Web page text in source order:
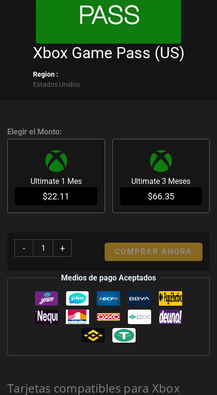
Xbox Game Pass (US)
Region :
Estados Unidos
Elegir el Monto:
Ultimate 1 Mes
$22.11
Ultimate 3 Meses
$66.35
-
Pass
+ COMPRAR AHORA
Medios de pago Aceptados
Tarjetas compatibles para Xbox